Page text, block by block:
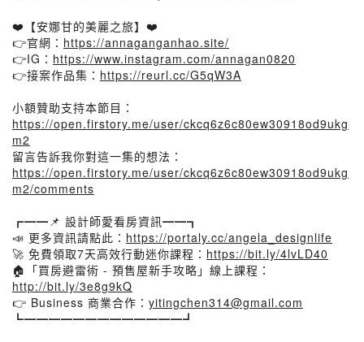
❤️【安娜甘的美麗之旅】❤️
👉官網： https://annaganganhao.site/
👉IG： https://www.instagram.com/annagan0820
👉接案作品集： https://reurl.cc/G5qW3A
小額贊助支持本節目：
https://open.firstory.me/user/ckcq6z6c80ew30918od9ukg
m2
留言告訴我你對這一集的想法：
https://open.firstory.me/user/ckcq6z6c80ew30918od9ukg
m2/comments
┏━━📌 設計師愛看房資訊━━┓
📣 更多資訊請點此： https://portaly.cc/angela_designlife
🚀 免費領取7天高效行動迷你課程： https://bit.ly/4lvLD40
🏠「買房避雷術 - 預售屋新手攻略」線上課程：
http://bit.ly/3e8g9kQ
👉 Business 商業合作： yitingchen314@gmail.com
┗━━━━━━━━━━━━━┛